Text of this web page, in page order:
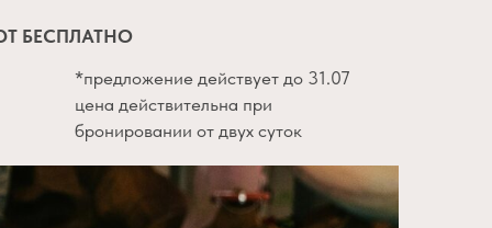
*предложение действует до 31.07
цена действительна при
бронировании от двух суток
БЕСПЛАТНО